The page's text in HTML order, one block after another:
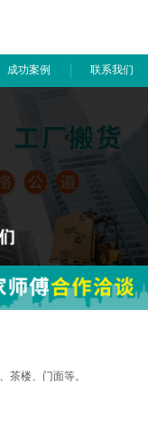
成功案例 联系我们
茶楼、门面等。